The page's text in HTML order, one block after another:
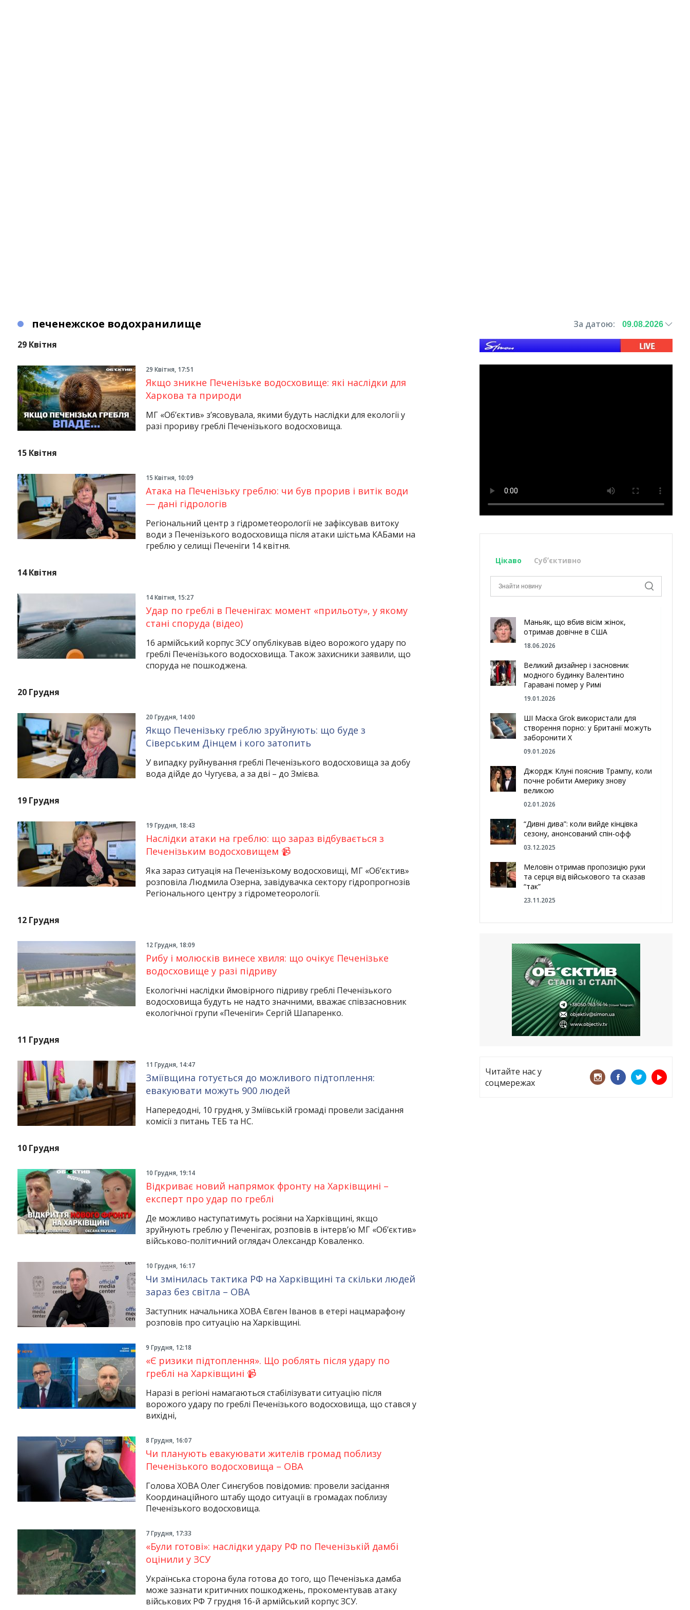
печенежское водохранилище
За датою:
29 Квітня
29 Квітня, 17:51
Якщо зникне Печенізьке водосховище: які наслідки для
Харкова та природи
МГ «Об’єктив» з’ясовувала, якими будуть наслідки для екології у
разі прориву греблі Печенізького водосховища.
15 Квітня
15 Квітня, 10:09
Атака на Печенізьку греблю: чи був прорив і витік води
— дані гідрологів
Регіональний центр з гідрометеорології не зафіксував витоку
води з Печенізького водосховища після атаки шістьма КАБами на
греблю у селищі Печеніги 14 квітня.
14 Квітня
14 Квітня, 15:27
Удар по греблі в Печенігах: момент «прильоту», у якому
стані споруда (відео)
16 армійський корпус ЗСУ опублікував відео ворожого удару по
греблі Печенізького водосховища. Також захисники заявили, що
споруда не пошкоджена.
20 Грудня
20 Грудня, 14:00
Якщо Печенізьку греблю зруйнують: що буде з
Сіверським Дінцем і кого затопить
У випадку руйнування греблі Печенізького водосховища за добу
вода дійде до Чугуєва, а за дві – до Змієва.
19 Грудня
19 Грудня, 18:43
Наслідки атаки на греблю: що зараз відбувається з
Печенізьким водосховищем 📹
Яка зараз ситуація на Печенізькому водосховищі, МГ «Об’єктив»
розповіла Людмила Озерна, завідувачка сектору гідропрогнозів
Регіонального центру з гідрометеорології.
12 Грудня
12 Грудня, 18:09
Рибу і молюсків винесе хвиля: що очікує Печенізьке
водосховище у разі підриву
Екологічні наслідки ймовірного підриву греблі Печенізького
водосховища будуть не надто значними, вважає співзасновник
екологічної групи «Печеніги» Сергій Шапаренко.
11 Грудня
11 Грудня, 14:47
Зміївщина готується до можливого підтоплення:
евакуювати можуть 900 людей
Напередодні, 10 грудня, у Зміївській громаді провели засідання
комісії з питань ТЕБ та НС.
10 Грудня
10 Грудня, 19:14
Відкриває новий напрямок фронту на Харківщині –
експерт про удар по греблі
Де можливо наступатимуть росіяни на Харківщині, якщо
зруйнують греблю у Печенігах, розповів в інтерв’ю МГ «Об’єктив»
військово-політичний оглядач Олександр Коваленко.
10 Грудня, 16:17
Чи змінилась тактика РФ на Харківщині та скільки людей
зараз без світла – ОВА
Заступник начальника ХОВА Євген Іванов в етері нацмарафону
розповів про ситуацію на Харківщині.
9 Грудня, 12:18
«Є ризики підтоплення». Що роблять після удару по
греблі на Харківщині 📹
Наразі в регіоні намагаються стабілізувати ситуацію після
ворожого удару по греблі Печенізького водосховища, що стався у
вихідні,
8 Грудня, 16:07
Чи планують евакуювати жителів громад поблизу
Печенізького водосховища – ОВА
Голова ХОВА Олег Синєгубов повідомив: провели засідання
Координаційного штабу щодо ситуації в громадах поблизу
Печенізького водосховища.
7 Грудня, 17:33
«Були готові»: наслідки удару РФ по Печенізькій дамбі
оцінили у ЗСУ
Українська сторона була готова до того, що Печенізька дамба
може зазнати критичних пошкоджень, прокоментував атаку
військових РФ 7 грудня 16-й армійський корпус ЗСУ.
Цікаво Субʼєктивно
Маньяк, що вбив вісім жінок,
отримав довічне в США
18.06.2026
Великий дизайнер і засновник
модного будинку Валентино
Гаравані помер у Римі
19.01.2026
ШІ Маска Grok використали для
створення порно: у Британії можуть
заборонити Х
09.01.2026
Джордж Клуні пояснив Трампу, коли
почне робити Америку знову
великою
02.01.2026
“Дивні дива”: коли вийде кінцівка
сезону, анонсований спін-офф
03.12.2025
Меловін отримав пропозицію руки
та серця від військового та сказав
“так”
23.11.2025
23.09.2025
Лікарі назвали спрей для носа, що
допоможе запобігти COVID-19 –
CNN
12.09.2025
Читайте нас у
соцмережах
Instagram
FacebookTwitterYoutube